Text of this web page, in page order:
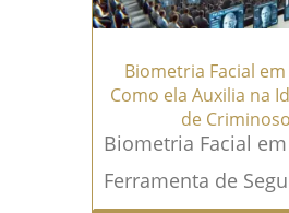
Biometria Facial
Como ela Auxilia na
de
Biometria Facial
Ferramenta de